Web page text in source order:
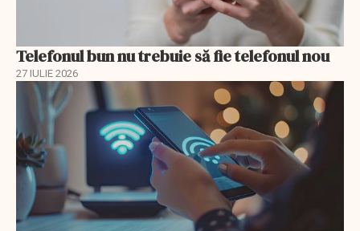
Telefonul bun nu trebuie să fie telefonul nou
27 IULIE 2026